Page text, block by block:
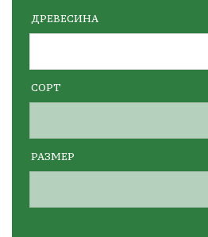
ДРЕВЕСИНА
СОРТ
РАЗМЕР